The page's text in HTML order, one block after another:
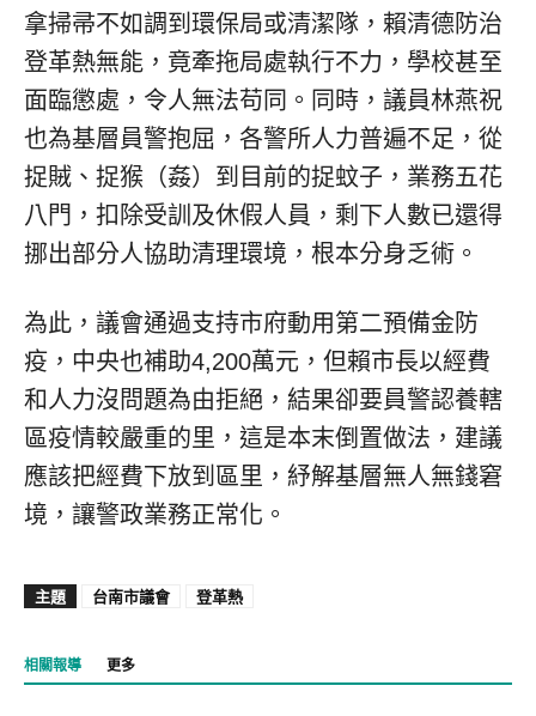
拿掃帚不如調到環保局或清潔隊，賴清德防治
登革熱無能，竟牽拖局處執行不力，學校甚至
面臨懲處，令人無法苟同。同時，議員林燕祝
也為基層員警抱屈，各警所人力普遍不足，從
捉賊、捉猴（姦）到目前的捉蚊子，業務五花
八門，扣除受訓及休假人員，剩下人數已還得
挪出部分人協助清理環境，根本分身乏術。
為此，議會通過支持市府動用第二預備金防
疫，中央也補助4,200萬元，但賴市長以經費
和人力沒問題為由拒絕，結果卻要員警認養轄
區疫情較嚴重的里，這是本末倒置做法，建議
應該把經費下放到區里，紓解基層無人無錢窘
境，讓警政業務正常化。
主題 台南市議會 登革熱
相關報導 更多